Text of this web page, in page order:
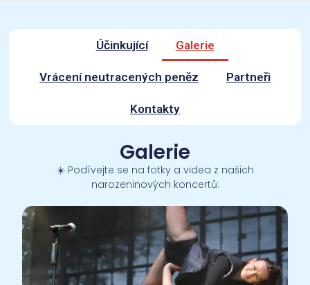
NEJDŮLEŽITĚJŠÍCH
INFORMACÍ O
LETOŠNÍM
KONOPIŠTI
Galerie
Účinkující Galerie
Vrácení neutracených peněz Partneři
Kontakty
Galerie
☀️ Podívejte se na fotky a videa z našich
narozeninových koncertů: